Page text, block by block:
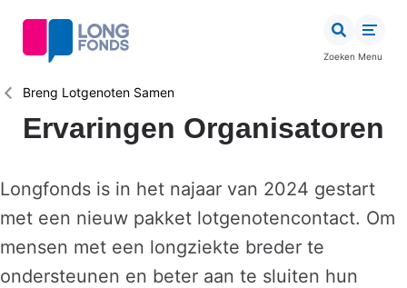
inhoud
Zoeken Menu
Kruimelpad
Breng Lotgenoten Samen
Ervaringen Organisatoren
Longfonds is in het najaar van 2024 gestart
met een nieuw pakket lotgenotencontact. Om
mensen met een longziekte breder te
ondersteunen en beter aan te sluiten hun